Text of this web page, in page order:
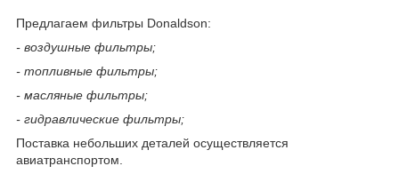
Предлагаем фильтры Donaldson:
- воздушные фильтры;
- топливные фильтры;
- масляные фильтры;
- гидравлические фильтры;
Поставка небольших деталей осуществляется
авиатранспортом.